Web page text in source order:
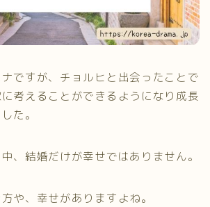
ですが、チョルヒと出会ったことで
考えることができるようになり成長
た。
、結婚だけが幸せではありません。
や、幸せがありますよね。